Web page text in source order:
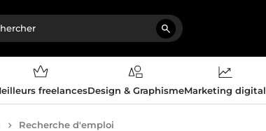
freelancesDesign & GraphismeMarketing digital
Recherche d'emploi